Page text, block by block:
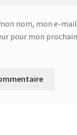
nom, mon e-
pour mon prochain